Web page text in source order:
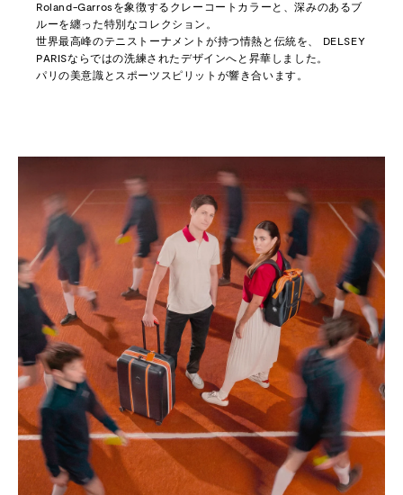
Roland-Garrosを象徴するクレーコートカラーと、深みのあるブ
ルーを纏った特別なコレクション。
世界最高峰のテニストーナメントが持つ情熱と伝統を、 DELSEY
PARISならではの洗練されたデザインへと昇華しました。
パリの美意識とスポーツスピリットが響き合います。